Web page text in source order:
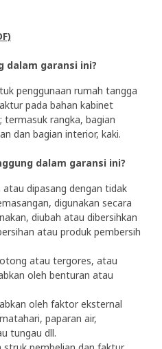
dalam garansi ini?
penggunaan rumah tangga
pada bahan kabinet
termasuk rangka, bagian
dan bagian interior, kaki.
dalam garansi ini?
atau dipasang dengan tidak
digunakan secara
diubah atau dibersihkan
atau produk pembersih
atau tergores, atau
oleh benturan atau
oleh faktor eksternal
paparan air,
tungau dll.